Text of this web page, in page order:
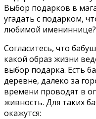
Выбор подарков в
угадать с подарком,
любимой имениннице?
Согласитесь, что
какой образ жизни
выбор подарка. Есть
деревне, далеко за
времени проводят в
живность. Для таких
окажутся: